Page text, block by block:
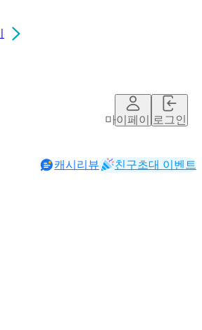
마이페이지로그인
캐시리뷰 친구초대 이벤트